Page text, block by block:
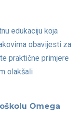
edukaciju koja
obavijesti za
praktične primjere
olakšali
Omega